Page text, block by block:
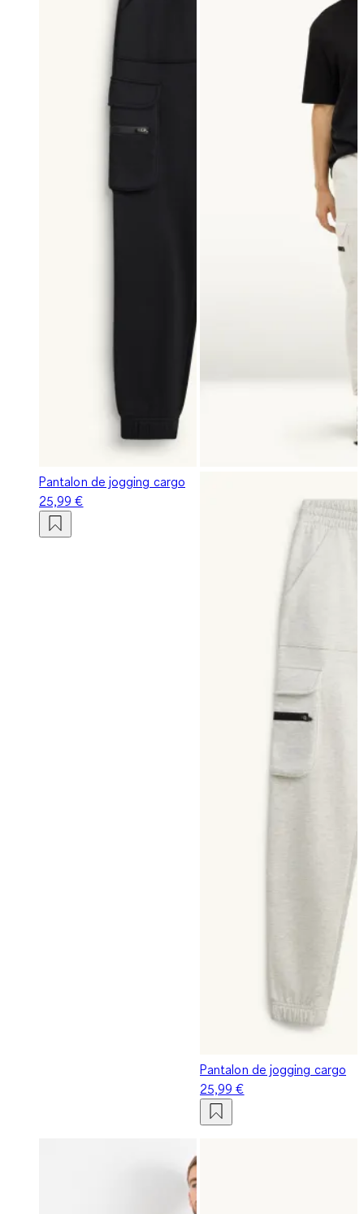
Pantalon de jogging cargo
25,99 €
Pantalon de jogging cargo
25,99 €